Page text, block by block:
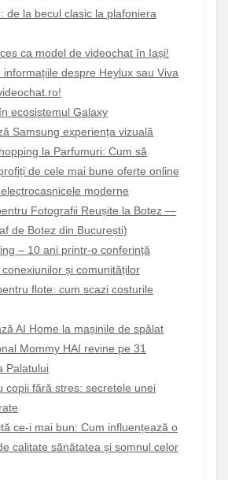
de la becul clasic la plafoniera
ca model de videochat în Iași!
informațiile despre Heylux sau Viva
ecosistemul Galaxy
Samsung experiența vizuală
la Parfumuri: Cum să
de cele mai bune oferte online
moderne
Fotografii Reușite la Botez —
de Botez din București)
– 10 ani printr-o conferință
și comunităților
flote: cum scazi costurile
AI Home la mașinile de spălat
Mommy HAI revine pe 31
Palatului
copii fără stres: secretele unei
ce-i mai bun: Cum influențează o
calitate sănătatea și somnul celor